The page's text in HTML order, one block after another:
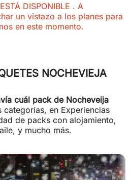
DISPONIBLE . A
un vistazo a los planes para
en este momento.
NOCHEVIEJA
cuál pack de Nocheveija
en Experiencias
de packs con alojamiento,
y mucho más.